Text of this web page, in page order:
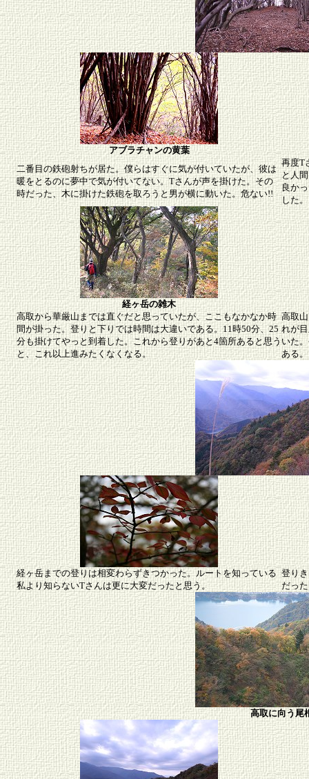
アブラチャンの黄葉
二番目の鉄砲射ちが居た。僕らはすぐに気が付いていたが、彼は
暖をとるのに夢中で気が付いてない。Tさんが声を掛けた。その
時だった、木に掛けた鉄砲を取ろうと男が横に動いた。危ない!!
再度T
と人
良か
した。
経ヶ岳の雑木
高取から華厳山までは直ぐだと思っていたが、ここもなかなか時
間が掛った。登りと下りでは時間は大違いである。11時50分、25
分も掛けてやっと到着した。これから登りがあと4箇所あると思う
と、これ以上進みたくなくなる。
高取
れが
いた
ある。
経ヶ岳までの登りは相変わらずきつかった。ルートを知っている
私より知らないTさんは更に大変だったと思う。
登り
だっ
高取に向う尾